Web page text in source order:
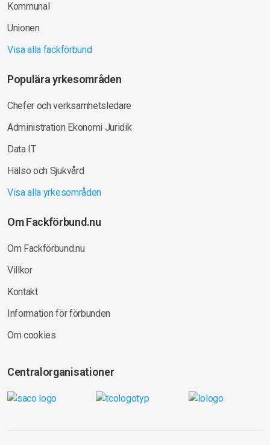
Kommunal
Unionen
Visa alla fackförbund
Populära yrkesområden
Chefer och verksamhetsledare
Administration Ekonomi Juridik
Data IT
Hälso och Sjukvård
Visa alla yrkesområden
Om Fackförbund.nu
Om Fackförbund.nu
Villkor
Kontakt
Information för förbunden
Om cookies
Centralorganisationer